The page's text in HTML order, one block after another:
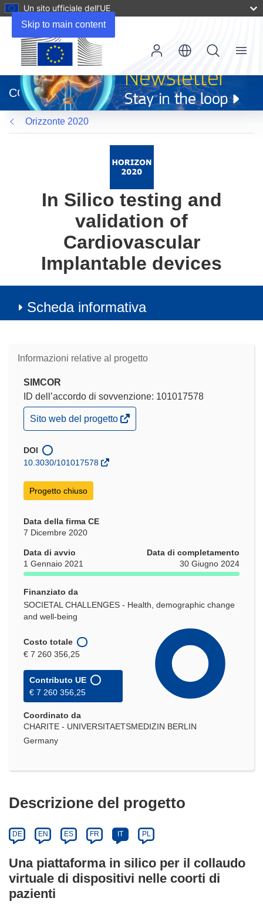
Skip to main content
Un sito ufficiale dell’UE
apre
in
una
nuova
finestra)
CORDIS
Menu
Orizzonte 2020
In Silico testing and
validation of
Cardiovascular
Implantable devices
Scheda informativa
Informazioni relative al progetto
SIMCOR
ID dell’accordo di sovvenzione: 101017578
(si
apre
una
nuova
Sito web del progetto
DOI
10.3030/101017578
Progetto chiuso
Data della firma CE
7 Dicembre 2020
Data di avvio
1 Gennaio 2021
Data di completamento
30 Giugno 2024
Finanziato da
SOCIETAL CHALLENGES - Health, demographic change
and well-being
Costo totale
€ 7 260 356,25
Contributo UE
€ 7 260 356,25
Coordinato da
CHARITE - UNIVERSITAETSMEDIZIN BERLIN
Germany
Descrizione del progetto
DE EN ES FR IT PL
Una piattaforma in silico per il collaudo
virtuale di dispositivi nelle coorti di
pazienti